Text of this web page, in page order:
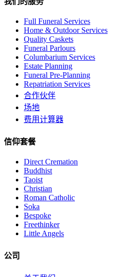
Full Funeral Services
Home & Outdoor Services
Quality Caskets
Funeral Parlours
Columbarium Services
Estate Planning
Funeral Pre-Planning
Repatriation Services
合作伙伴
场地
费用计算器
信仰套餐
Direct Cremation
Buddhist
Taoist
Christian
Roman Catholic
Soka
Bespoke
Freethinker
Little Angels
公司